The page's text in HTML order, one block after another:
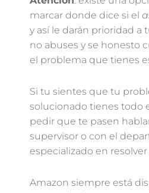
marcar donde dice si el
y así le darán prioridad a
no abuses y se honesto
el problema que tienes
Si tu sientes que tu
solucionado tienes todo
pedir que te pasen
supervisor o con el
especializado en
Amazon siempre está